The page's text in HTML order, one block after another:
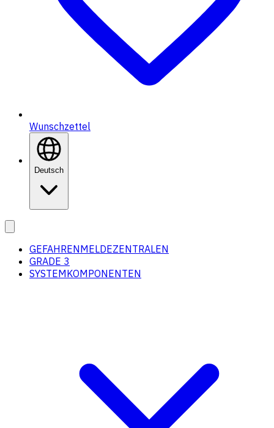
Wunschzettel
Deutsch
GEFAHRENMELDEZENTRALEN
GRADE 3
SYSTEMKOMPONENTEN